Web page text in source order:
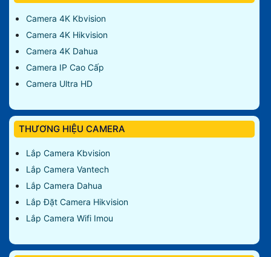
Camera 4K Kbvision
Camera 4K Hikvision
Camera 4K Dahua
Camera IP Cao Cấp
Camera Ultra HD
THƯƠNG HIỆU CAMERA
Lắp Camera Kbvision
Lắp Camera Vantech
Lắp Camera Dahua
Lắp Đặt Camera Hikvision
Lắp Camera Wifi Imou